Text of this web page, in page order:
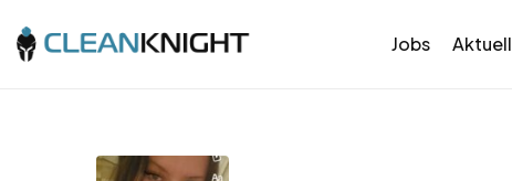
Jobs Aktuell